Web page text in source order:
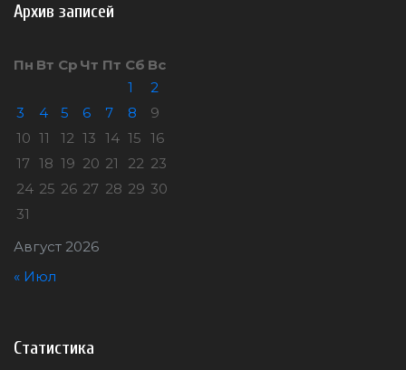
Архив записей
Август 2026
Пн Вт Ср Чт Пт Сб Вс
1
2
3
4 5 6 7 8
9
10 11 12 13 14 15 16
17 18 19 20 21 22 23
24 25 26 27 28 29 30
31
« Июл
Статистика